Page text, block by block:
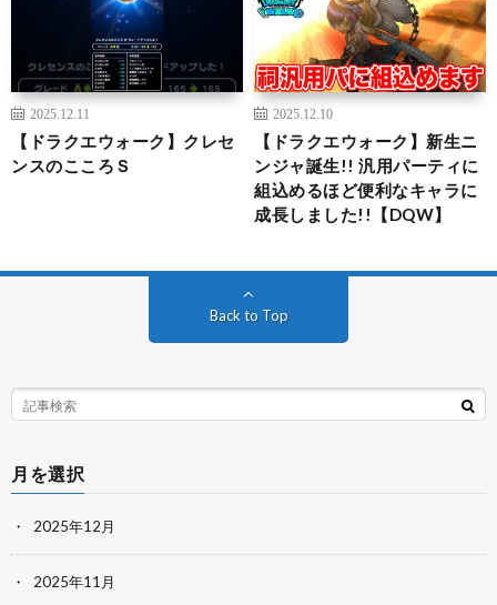
2025.12.11
【ドラクエウォーク】クレセ
ンスのこころＳ
2025.12.10
【ドラクエウォーク】新生ニ
ンジャ誕生!! 汎用パーティに
組込めるほど便利なキャラに
成長しました!!【DQW】
Back to Top
月を選択
2025年12月
2025年11月